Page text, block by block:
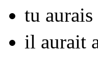
tu
il aurait